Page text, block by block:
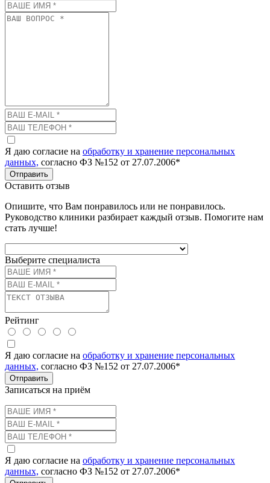
Я даю согласие на обработку и хранение персональных
данных, согласно ФЗ №152 от 27.07.2006*
Отправить
Оставить отзыв
Опишите, что Вам понравилось или не понравилось.
Руководство клиники разбирает каждый отзыв. Помогите нам
стать лучше!
Выберите специалиста
Рейтинг
Я даю согласие на обработку и хранение персональных
данных, согласно ФЗ №152 от 27.07.2006*
Отправить
Записаться на приём
Я даю согласие на обработку и хранение персональных
данных, согласно ФЗ №152 от 27.07.2006*